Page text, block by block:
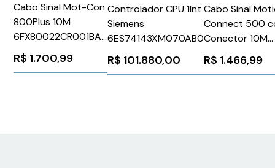
Cabo Sinal Mot-Con
800Plus 10M
6FX80022CR001BA0
Siemens 87683
R$ 1.700,99
Controlador CPU 1Int
Siemens
6ES74143XM070AB0
R$ 101.880,00
Cabo Sinal
Connect 500
Conector 10M
Siemens
R$ 1.466,99